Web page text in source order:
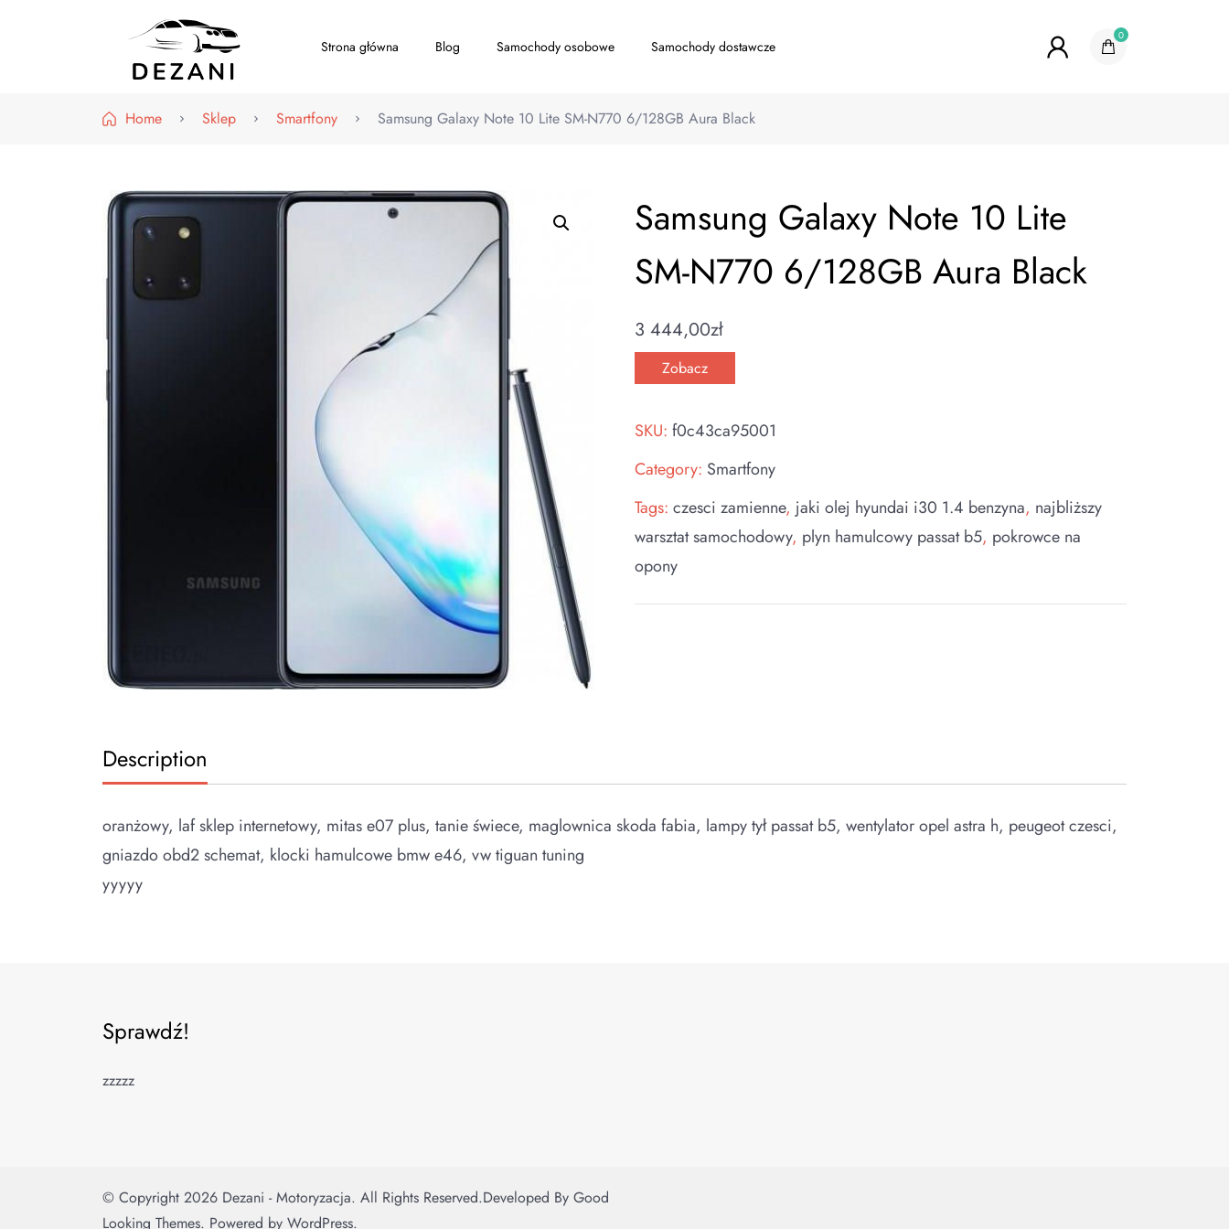
Strona główna Blog Samochody osobowe Samochody dostawcze
0
Home Sklep Smartfony Samsung Galaxy Note 10 Lite SM-N770 6/128GB Aura Black
Samsung Galaxy Note 10 Lite
SM-N770 6/128GB Aura Black
3 444,00zł
Zobacz
SKU:f0c43ca95001
Category: Smartfony
Tags:czesci zamienne, jaki olej hyundai i30 1.4 benzyna, najbliższy
warsztat samochodowy, plyn hamulcowy passat b5, pokrowce na
opony
Description
oranżowy, laf sklep internetowy, mitas e07 plus, tanie świece, maglownica skoda fabia, lampy tył passat b5, wentylator opel astra h, peugeot czesci,
gniazdo obd2 schemat, klocki hamulcowe bmw e46, vw tiguan tuning
yyyyy
Sprawdź!
zzzzz
© Copyright 2026 Dezani - Motoryzacja. All Rights Reserved.Developed By Good
Looking Themes. Powered by WordPress.